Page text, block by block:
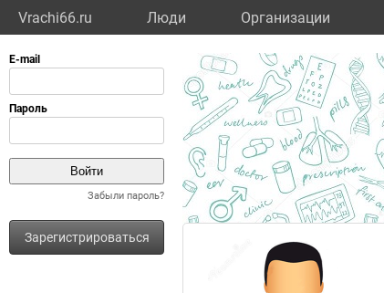
Vrachi66.ru Люди Организации
Забыли пароль?
Зарегистрироваться